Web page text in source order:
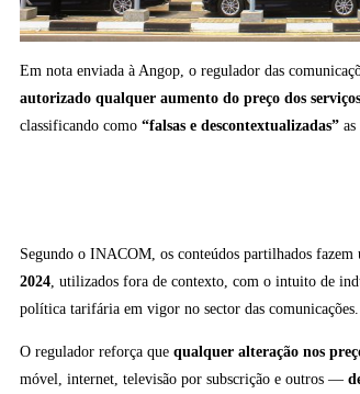
Em nota enviada à Angop, o regulador das
autorizado qualquer aumento do preço dos
classificando como “falsas e descontextualizadas”
Segundo o INACOM, os conteúdos partilhados fazem
2024, utilizados fora de contexto, com o intuito de
política tarifária em vigor no sector das comunicações.
O regulador reforça que qualquer alteração nos
móvel, internet, televisão por subscrição e outros —